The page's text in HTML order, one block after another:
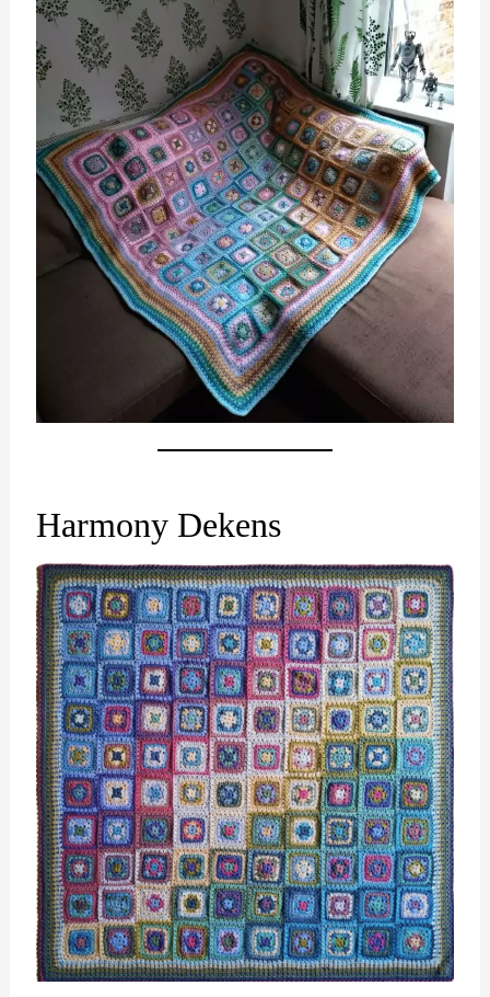
Harmony Dekens